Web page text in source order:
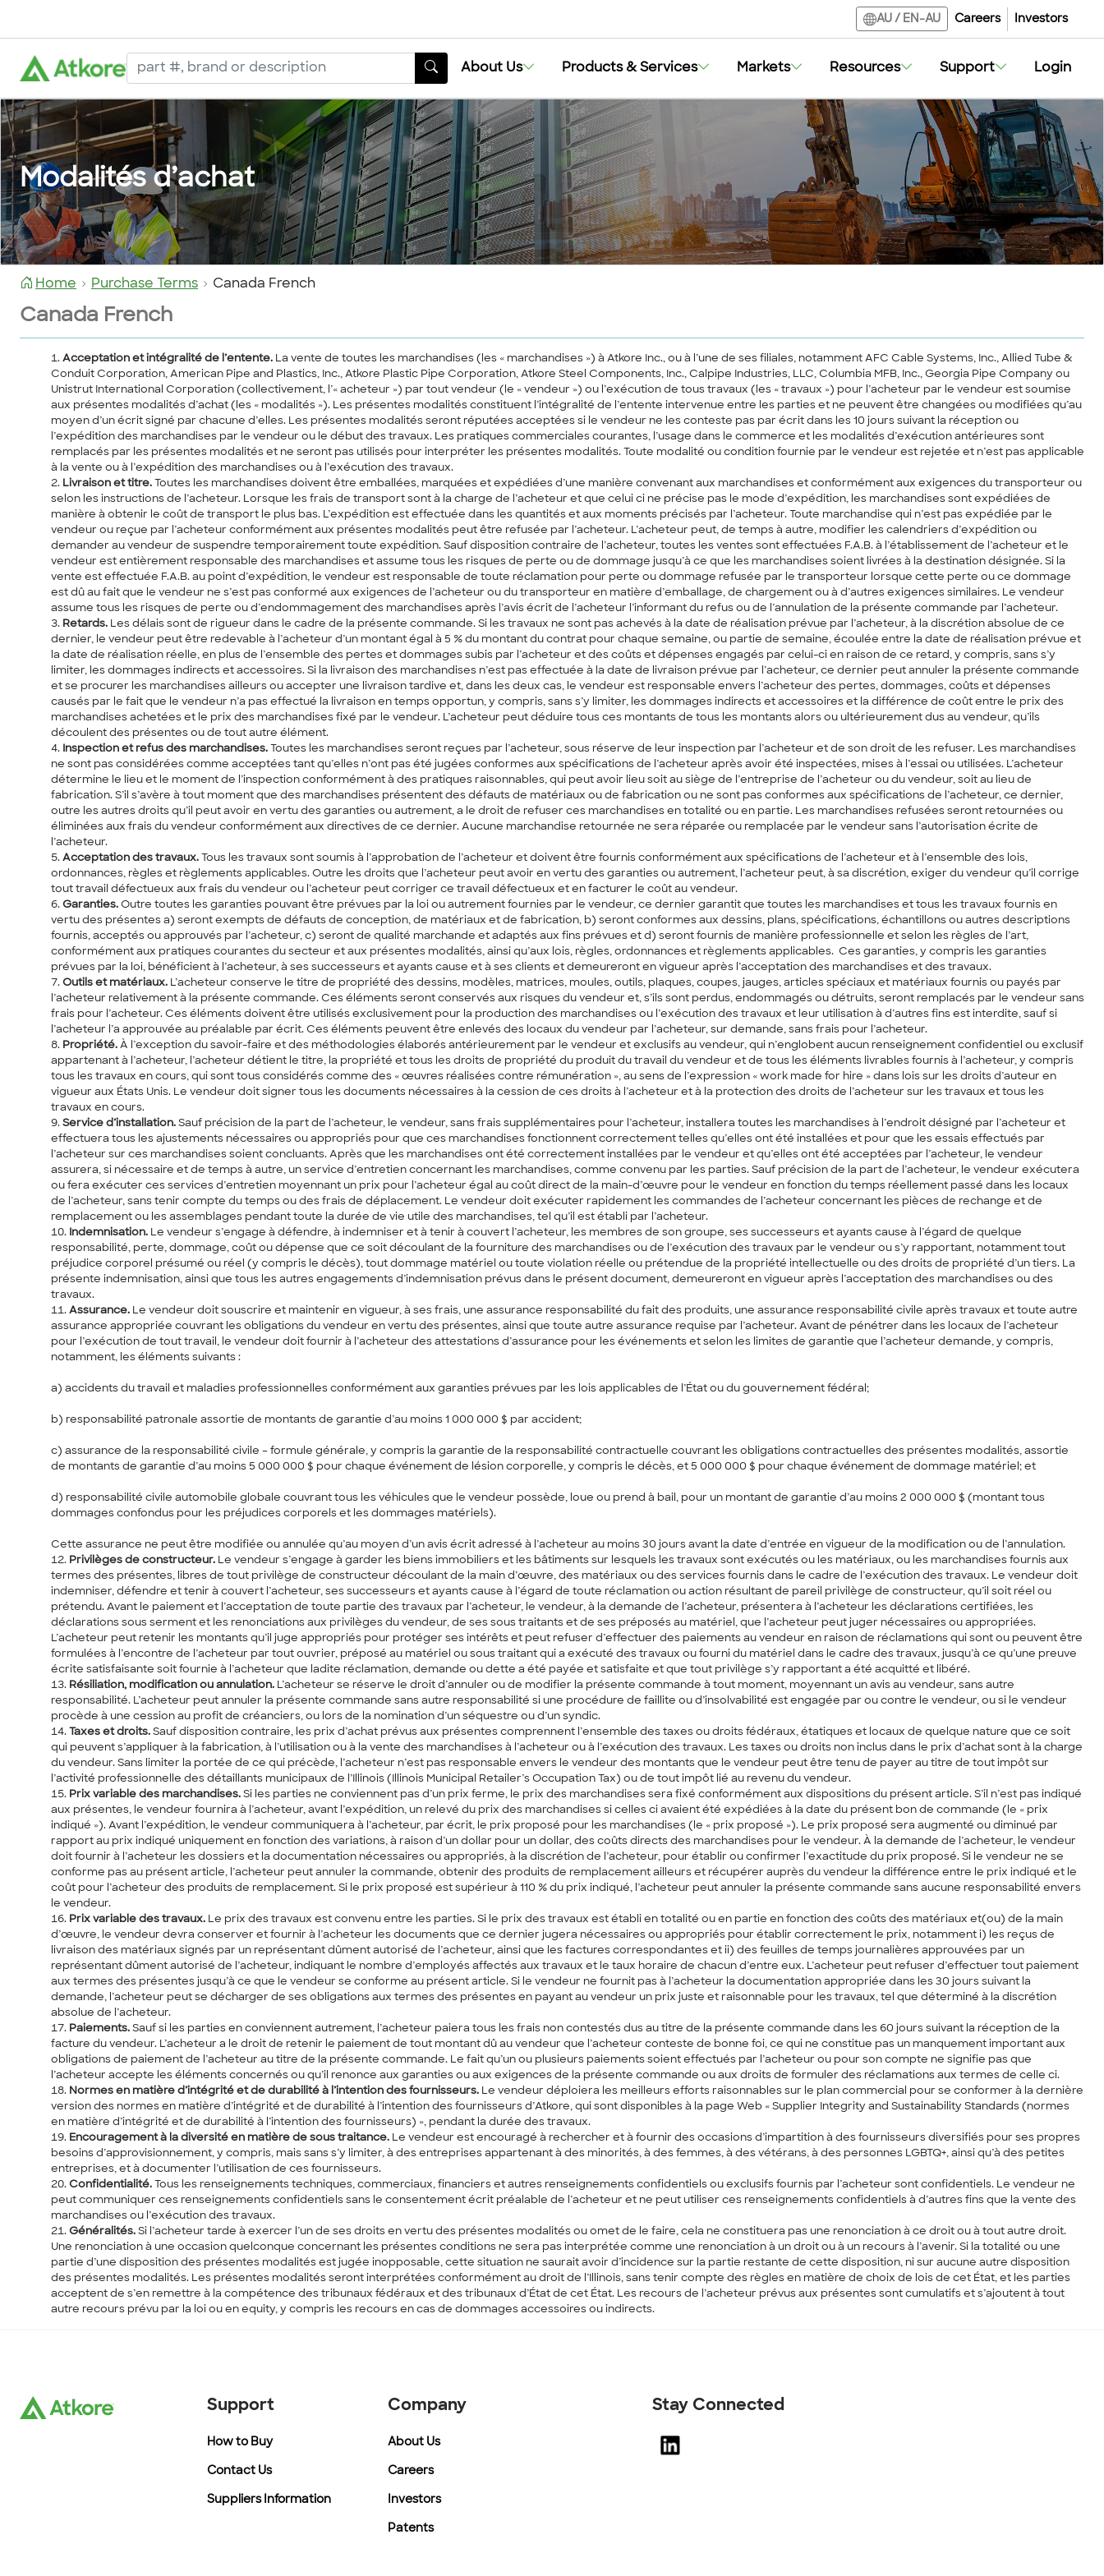
AU / EN-AU Careers Investors
About Us Products & Services Markets Resources Support Login
Modalités d’achat
Home Purchase Terms Canada French
Canada French
Acceptation et intégralité de l’entente. La vente de toutes les marchandises (les « marchandises ») à Atkore Inc., ou à l’une de ses filiales, notamment AFC Cable Systems, Inc., Allied Tube &
Conduit Corporation, American Pipe and Plastics, Inc., Atkore Plastic Pipe Corporation, Atkore Steel Components, Inc., Calpipe Industries, LLC, Columbia MFB, Inc., Georgia Pipe Company ou
Unistrut International Corporation (collectivement, l’« acheteur ») par tout vendeur (le « vendeur ») ou l’exécution de tous travaux (les « travaux ») pour l’acheteur par le vendeur est soumise
aux présentes modalités d’achat (les « modalités »). Les présentes modalités constituent l’intégralité de l’entente intervenue entre les parties et ne peuvent être changées ou modifiées qu’au
moyen d’un écrit signé par chacune d’elles. Les présentes modalités seront réputées acceptées si le vendeur ne les conteste pas par écrit dans les 10 jours suivant la réception ou
l’expédition des marchandises par le vendeur ou le début des travaux. Les pratiques commerciales courantes, l’usage dans le commerce et les modalités d’exécution antérieures sont
remplacés par les présentes modalités et ne seront pas utilisés pour interpréter les présentes modalités. Toute modalité ou condition fournie par le vendeur est rejetée et n’est pas applicable
à la vente ou à l’expédition des marchandises ou à l’exécution des travaux.
Livraison et titre. Toutes les marchandises doivent être emballées, marquées et expédiées d’une manière convenant aux marchandises et conformément aux exigences du transporteur ou
selon les instructions de l’acheteur. Lorsque les frais de transport sont à la charge de l’acheteur et que celui ci ne précise pas le mode d’expédition, les marchandises sont expédiées de
manière à obtenir le coût de transport le plus bas. L’expédition est effectuée dans les quantités et aux moments précisés par l’acheteur. Toute marchandise qui n’est pas expédiée par le
vendeur ou reçue par l’acheteur conformément aux présentes modalités peut être refusée par l’acheteur. L’acheteur peut, de temps à autre, modifier les calendriers d’expédition ou
demander au vendeur de suspendre temporairement toute expédition. Sauf disposition contraire de l’acheteur, toutes les ventes sont effectuées F.A.B. à l’établissement de l’acheteur et le
vendeur est entièrement responsable des marchandises et assume tous les risques de perte ou de dommage jusqu’à ce que les marchandises soient livrées à la destination désignée. Si la
vente est effectuée F.A.B. au point d’expédition, le vendeur est responsable de toute réclamation pour perte ou dommage refusée par le transporteur lorsque cette perte ou ce dommage
est dû au fait que le vendeur ne s’est pas conformé aux exigences de l’acheteur ou du transporteur en matière d’emballage, de chargement ou à d’autres exigences similaires. Le vendeur
assume tous les risques de perte ou d’endommagement des marchandises après l’avis écrit de l’acheteur l’informant du refus ou de l’annulation de la présente commande par l’acheteur.
Retards. Les délais sont de rigueur dans le cadre de la présente commande. Si les travaux ne sont pas achevés à la date de réalisation prévue par l’acheteur, à la discrétion absolue de ce
dernier, le vendeur peut être redevable à l’acheteur d’un montant égal à 5 % du montant du contrat pour chaque semaine, ou partie de semaine, écoulée entre la date de réalisation prévue et
la date de réalisation réelle, en plus de l’ensemble des pertes et dommages subis par l’acheteur et des coûts et dépenses engagés par celui-ci en raison de ce retard, y compris, sans s’y
limiter, les dommages indirects et accessoires. Si la livraison des marchandises n’est pas effectuée à la date de livraison prévue par l’acheteur, ce dernier peut annuler la présente commande
et se procurer les marchandises ailleurs ou accepter une livraison tardive et, dans les deux cas, le vendeur est responsable envers l’acheteur des pertes, dommages, coûts et dépenses
causés par le fait que le vendeur n’a pas effectué la livraison en temps opportun, y compris, sans s’y limiter, les dommages indirects et accessoires et la différence de coût entre le prix des
marchandises achetées et le prix des marchandises fixé par le vendeur. L’acheteur peut déduire tous ces montants de tous les montants alors ou ultérieurement dus au vendeur, qu’ils
découlent des présentes ou de tout autre élément.
Inspection et refus des marchandises. Toutes les marchandises seront reçues par l’acheteur, sous réserve de leur inspection par l’acheteur et de son droit de les refuser. Les marchandises
ne sont pas considérées comme acceptées tant qu’elles n’ont pas été jugées conformes aux spécifications de l’acheteur après avoir été inspectées, mises à l’essai ou utilisées. L’acheteur
détermine le lieu et le moment de l’inspection conformément à des pratiques raisonnables, qui peut avoir lieu soit au siège de l’entreprise de l’acheteur ou du vendeur, soit au lieu de
fabrication. S’il s’avère à tout moment que des marchandises présentent des défauts de matériaux ou de fabrication ou ne sont pas conformes aux spécifications de l’acheteur, ce dernier,
outre les autres droits qu’il peut avoir en vertu des garanties ou autrement, a le droit de refuser ces marchandises en totalité ou en partie. Les marchandises refusées seront retournées ou
éliminées aux frais du vendeur conformément aux directives de ce dernier. Aucune marchandise retournée ne sera réparée ou remplacée par le vendeur sans l’autorisation écrite de
l’acheteur.
Acceptation des travaux. Tous les travaux sont soumis à l’approbation de l’acheteur et doivent être fournis conformément aux spécifications de l’acheteur et à l’ensemble des lois,
ordonnances, règles et règlements applicables. Outre les droits que l’acheteur peut avoir en vertu des garanties ou autrement, l’acheteur peut, à sa discrétion, exiger du vendeur qu’il corrige
tout travail défectueux aux frais du vendeur ou l’acheteur peut corriger ce travail défectueux et en facturer le coût au vendeur.
Garanties. Outre toutes les garanties pouvant être prévues par la loi ou autrement fournies par le vendeur, ce dernier garantit que toutes les marchandises et tous les travaux fournis en
vertu des présentes a) seront exempts de défauts de conception, de matériaux et de fabrication, b) seront conformes aux dessins, plans, spécifications, échantillons ou autres descriptions
fournis, acceptés ou approuvés par l’acheteur, c) seront de qualité marchande et adaptés aux fins prévues et d) seront fournis de manière professionnelle et selon les règles de l’art,
conformément aux pratiques courantes du secteur et aux présentes modalités, ainsi qu’aux lois, règles, ordonnances et règlements applicables. Ces garanties, y compris les garanties
prévues par la loi, bénéficient à l’acheteur, à ses successeurs et ayants cause et à ses clients et demeureront en vigueur après l’acceptation des marchandises et des travaux.
Outils et matériaux. L’acheteur conserve le titre de propriété des dessins, modèles, matrices, moules, outils, plaques, coupes, jauges, articles spéciaux et matériaux fournis ou payés par
l’acheteur relativement à la présente commande. Ces éléments seront conservés aux risques du vendeur et, s’ils sont perdus, endommagés ou détruits, seront remplacés par le vendeur sans
frais pour l’acheteur. Ces éléments doivent être utilisés exclusivement pour la production des marchandises ou l’exécution des travaux et leur utilisation à d’autres fins est interdite, sauf si
l’acheteur l’a approuvée au préalable par écrit. Ces éléments peuvent être enlevés des locaux du vendeur par l’acheteur, sur demande, sans frais pour l’acheteur.
Propriété. À l’exception du savoir-faire et des méthodologies élaborés antérieurement par le vendeur et exclusifs au vendeur, qui n’englobent aucun renseignement confidentiel ou exclusif
appartenant à l’acheteur, l’acheteur détient le titre, la propriété et tous les droits de propriété du produit du travail du vendeur et de tous les éléments livrables fournis à l’acheteur, y compris
tous les travaux en cours, qui sont tous considérés comme des « œuvres réalisées contre rémunération », au sens de l’expression « work made for hire » dans lois sur les droits d’auteur en
vigueur aux États Unis. Le vendeur doit signer tous les documents nécessaires à la cession de ces droits à l’acheteur et à la protection des droits de l’acheteur sur les travaux et tous les
travaux en cours.
Service d’installation. Sauf précision de la part de l’acheteur, le vendeur, sans frais supplémentaires pour l’acheteur, installera toutes les marchandises à l’endroit désigné par l’acheteur et
effectuera tous les ajustements nécessaires ou appropriés pour que ces marchandises fonctionnent correctement telles qu’elles ont été installées et pour que les essais effectués par
l’acheteur sur ces marchandises soient concluants. Après que les marchandises ont été correctement installées par le vendeur et qu’elles ont été acceptées par l’acheteur, le vendeur
assurera, si nécessaire et de temps à autre, un service d’entretien concernant les marchandises, comme convenu par les parties. Sauf précision de la part de l’acheteur, le vendeur exécutera
ou fera exécuter ces services d’entretien moyennant un prix pour l’acheteur égal au coût direct de la main-d’œuvre pour le vendeur en fonction du temps réellement passé dans les locaux
de l’acheteur, sans tenir compte du temps ou des frais de déplacement. Le vendeur doit exécuter rapidement les commandes de l’acheteur concernant les pièces de rechange et de
remplacement ou les assemblages pendant toute la durée de vie utile des marchandises, tel qu’il est établi par l’acheteur.
Indemnisation. Le vendeur s’engage à défendre, à indemniser et à tenir à couvert l’acheteur, les membres de son groupe, ses successeurs et ayants cause à l’égard de quelque
responsabilité, perte, dommage, coût ou dépense que ce soit découlant de la fourniture des marchandises ou de l’exécution des travaux par le vendeur ou s’y rapportant, notamment tout
préjudice corporel présumé ou réel (y compris le décès), tout dommage matériel ou toute violation réelle ou prétendue de la propriété intellectuelle ou des droits de propriété d’un tiers. La
présente indemnisation, ainsi que tous les autres engagements d’indemnisation prévus dans le présent document, demeureront en vigueur après l’acceptation des marchandises ou des
travaux.
Assurance. Le vendeur doit souscrire et maintenir en vigueur, à ses frais, une assurance responsabilité du fait des produits, une assurance responsabilité civile après travaux et toute autre
assurance appropriée couvrant les obligations du vendeur en vertu des présentes, ainsi que toute autre assurance requise par l’acheteur. Avant de pénétrer dans les locaux de l’acheteur
pour l’exécution de tout travail, le vendeur doit fournir à l’acheteur des attestations d’assurance pour les événements et selon les limites de garantie que l’acheteur demande, y compris,
notamment, les éléments suivants :
a) accidents du travail et maladies professionnelles conformément aux garanties prévues par les lois applicables de l’État ou du gouvernement fédéral;
b) responsabilité patronale assortie de montants de garantie d’au moins 1 000 000 $ par accident;
c) assurance de la responsabilité civile – formule générale, y compris la garantie de la responsabilité contractuelle couvrant les obligations contractuelles des présentes modalités, assortie
de montants de garantie d’au moins 5 000 000 $ pour chaque événement de lésion corporelle, y compris le décès, et 5 000 000 $ pour chaque événement de dommage matériel; et
d) responsabilité civile automobile globale couvrant tous les véhicules que le vendeur possède, loue ou prend à bail, pour un montant de garantie d’au moins 2 000 000 $ (montant tous
dommages confondus pour les préjudices corporels et les dommages matériels).
Cette assurance ne peut être modifiée ou annulée qu’au moyen d’un avis écrit adressé à l’acheteur au moins 30 jours avant la date d’entrée en vigueur de la modification ou de l’annulation.
Privilèges de constructeur. Le vendeur s’engage à garder les biens immobiliers et les bâtiments sur lesquels les travaux sont exécutés ou les matériaux, ou les marchandises fournis aux
termes des présentes, libres de tout privilège de constructeur découlant de la main d’œuvre, des matériaux ou des services fournis dans le cadre de l’exécution des travaux. Le vendeur doit
indemniser, défendre et tenir à couvert l’acheteur, ses successeurs et ayants cause à l’égard de toute réclamation ou action résultant de pareil privilège de constructeur, qu’il soit réel ou
prétendu. Avant le paiement et l’acceptation de toute partie des travaux par l’acheteur, le vendeur, à la demande de l’acheteur, présentera à l’acheteur les déclarations certifiées, les
déclarations sous serment et les renonciations aux privilèges du vendeur, de ses sous traitants et de ses préposés au matériel, que l’acheteur peut juger nécessaires ou appropriées.
L’acheteur peut retenir les montants qu’il juge appropriés pour protéger ses intérêts et peut refuser d’effectuer des paiements au vendeur en raison de réclamations qui sont ou peuvent être
formulées à l’encontre de l’acheteur par tout ouvrier, préposé au matériel ou sous traitant qui a exécuté des travaux ou fourni du matériel dans le cadre des travaux, jusqu’à ce qu’une preuve
écrite satisfaisante soit fournie à l’acheteur que ladite réclamation, demande ou dette a été payée et satisfaite et que tout privilège s’y rapportant a été acquitté et libéré.
Résiliation, modification ou annulation. L’acheteur se réserve le droit d’annuler ou de modifier la présente commande à tout moment, moyennant un avis au vendeur, sans autre
responsabilité. L’acheteur peut annuler la présente commande sans autre responsabilité si une procédure de faillite ou d’insolvabilité est engagée par ou contre le vendeur, ou si le vendeur
procède à une cession au profit de créanciers, ou lors de la nomination d’un séquestre ou d’un syndic.
Taxes et droits. Sauf disposition contraire, les prix d’achat prévus aux présentes comprennent l’ensemble des taxes ou droits fédéraux, étatiques et locaux de quelque nature que ce soit
qui peuvent s’appliquer à la fabrication, à l’utilisation ou à la vente des marchandises à l’acheteur ou à l’exécution des travaux. Les taxes ou droits non inclus dans le prix d’achat sont à la charge
du vendeur. Sans limiter la portée de ce qui précède, l’acheteur n’est pas responsable envers le vendeur des montants que le vendeur peut être tenu de payer au titre de tout impôt sur
l’activité professionnelle des détaillants municipaux de l’Illinois (Illinois Municipal Retailer’s Occupation Tax) ou de tout impôt lié au revenu du vendeur.
Prix variable des marchandises. Si les parties ne conviennent pas d’un prix ferme, le prix des marchandises sera fixé conformément aux dispositions du présent article. S’il n’est pas indiqué
aux présentes, le vendeur fournira à l’acheteur, avant l’expédition, un relevé du prix des marchandises si celles ci avaient été expédiées à la date du présent bon de commande (le « prix
indiqué »). Avant l’expédition, le vendeur communiquera à l’acheteur, par écrit, le prix proposé pour les marchandises (le « prix proposé »). Le prix proposé sera augmenté ou diminué par
rapport au prix indiqué uniquement en fonction des variations, à raison d’un dollar pour un dollar, des coûts directs des marchandises pour le vendeur. À la demande de l’acheteur, le vendeur
doit fournir à l’acheteur les dossiers et la documentation nécessaires ou appropriés, à la discrétion de l’acheteur, pour établir ou confirmer l’exactitude du prix proposé. Si le vendeur ne se
conforme pas au présent article, l’acheteur peut annuler la commande, obtenir des produits de remplacement ailleurs et récupérer auprès du vendeur la différence entre le prix indiqué et le
coût pour l’acheteur des produits de remplacement. Si le prix proposé est supérieur à 110 % du prix indiqué, l’acheteur peut annuler la présente commande sans aucune responsabilité envers
le vendeur.
Prix variable des travaux. Le prix des travaux est convenu entre les parties. Si le prix des travaux est établi en totalité ou en partie en fonction des coûts des matériaux et(ou) de la main
d’œuvre, le vendeur devra conserver et fournir à l’acheteur les documents que ce dernier jugera nécessaires ou appropriés pour établir correctement le prix, notamment i) les reçus de
livraison des matériaux signés par un représentant dûment autorisé de l’acheteur, ainsi que les factures correspondantes et ii) des feuilles de temps journalières approuvées par un
représentant dûment autorisé de l’acheteur, indiquant le nombre d’employés affectés aux travaux et le taux horaire de chacun d’entre eux. L’acheteur peut refuser d’effectuer tout paiement
aux termes des présentes jusqu’à ce que le vendeur se conforme au présent article. Si le vendeur ne fournit pas à l’acheteur la documentation appropriée dans les 30 jours suivant la
demande, l’acheteur peut se décharger de ses obligations aux termes des présentes en payant au vendeur un prix juste et raisonnable pour les travaux, tel que déterminé à la discrétion
absolue de l’acheteur.
Paiements. Sauf si les parties en conviennent autrement, l’acheteur paiera tous les frais non contestés dus au titre de la présente commande dans les 60 jours suivant la réception de la
facture du vendeur. L’acheteur a le droit de retenir le paiement de tout montant dû au vendeur que l’acheteur conteste de bonne foi, ce qui ne constitue pas un manquement important aux
obligations de paiement de l’acheteur au titre de la présente commande. Le fait qu’un ou plusieurs paiements soient effectués par l’acheteur ou pour son compte ne signifie pas que
l’acheteur accepte les éléments concernés ou qu’il renonce aux garanties ou aux exigences de la présente commande ou aux droits de formuler des réclamations aux termes de celle ci.
Normes en matière d’intégrité et de durabilité à l’intention des fournisseurs. Le vendeur déploiera les meilleurs efforts raisonnables sur le plan commercial pour se conformer à la dernière
version des normes en matière d’intégrité et de durabilité à l’intention des fournisseurs d’Atkore, qui sont disponibles à la page Web « Supplier Integrity and Sustainability Standards (normes
en matière d’intégrité et de durabilité à l’intention des fournisseurs) », pendant la durée des travaux.
Encouragement à la diversité en matière de sous traitance. Le vendeur est encouragé à rechercher et à fournir des occasions d’impartition à des fournisseurs diversifiés pour ses propres
besoins d’approvisionnement, y compris, mais sans s’y limiter, à des entreprises appartenant à des minorités, à des femmes, à des vétérans, à des personnes LGBTQ+, ainsi qu’à des petites
entreprises, et à documenter l’utilisation de ces fournisseurs.
Confidentialité. Tous les renseignements techniques, commerciaux, financiers et autres renseignements confidentiels ou exclusifs fournis par l’acheteur sont confidentiels. Le vendeur ne
peut communiquer ces renseignements confidentiels sans le consentement écrit préalable de l’acheteur et ne peut utiliser ces renseignements confidentiels à d’autres fins que la vente des
marchandises ou l’exécution des travaux.
Généralités. Si l’acheteur tarde à exercer l’un de ses droits en vertu des présentes modalités ou omet de le faire, cela ne constituera pas une renonciation à ce droit ou à tout autre droit.
Une renonciation à une occasion quelconque concernant les présentes conditions ne sera pas interprétée comme une renonciation à un droit ou à un recours à l’avenir. Si la totalité ou une
partie d’une disposition des présentes modalités est jugée inopposable, cette situation ne saurait avoir d’incidence sur la partie restante de cette disposition, ni sur aucune autre disposition
des présentes modalités. Les présentes modalités seront interprétées conformément au droit de l’Illinois, sans tenir compte des règles en matière de choix de lois de cet État, et les parties
acceptent de s’en remettre à la compétence des tribunaux fédéraux et des tribunaux d’État de cet État. Les recours de l’acheteur prévus aux présentes sont cumulatifs et s’ajoutent à tout
autre recours prévu par la loi ou en equity, y compris les recours en cas de dommages accessoires ou indirects.
Support
How to Buy
Contact Us
Suppliers Information
Company
About Us
Careers
Investors
Patents
Stay Connected